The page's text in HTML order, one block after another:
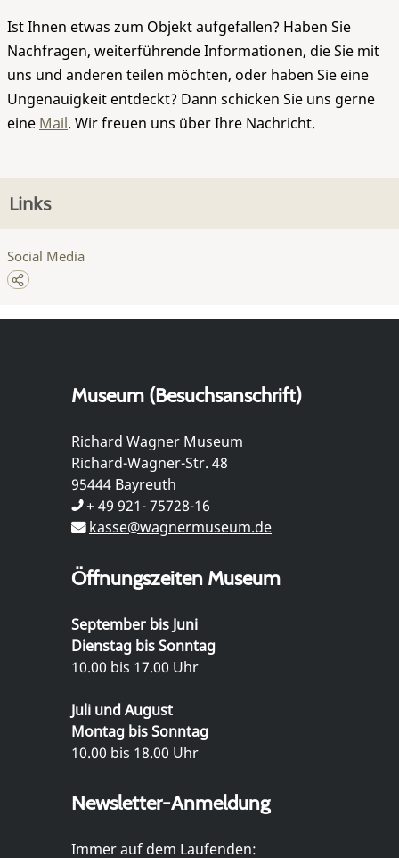
Ist Ihnen etwas zum Objekt aufgefallen? Haben Sie
Nachfragen, weiterführende Informationen, die Sie mit
uns und anderen teilen möchten, oder haben Sie eine
Ungenauigkeit entdeckt? Dann schicken Sie uns gerne
eine Mail. Wir freuen uns über Ihre Nachricht.
Links
Social Media
Museum (Besuchsanschrift)
Richard Wagner Museum
Richard-Wagner-Str. 48
95444 Bayreuth
+ 49 921- 75728-16
kasse@wagnermuseum.de
Öffnungszeiten Museum
September bis Juni
Dienstag bis Sonntag
10.00 bis 17.00 Uhr
Juli und August
Montag bis Sonntag
10.00 bis 18.00 Uhr
Newsletter-Anmeldung
Immer auf dem Laufenden: